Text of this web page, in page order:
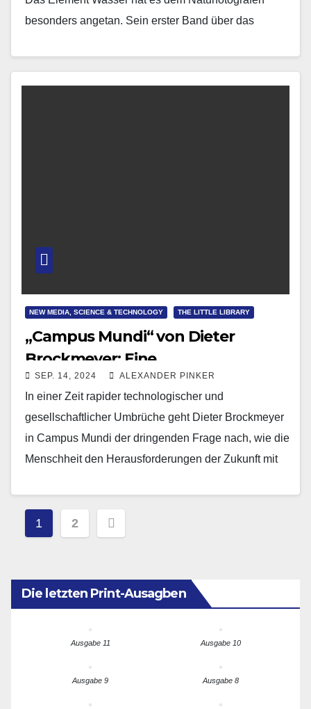
besonders angetan. Sein erster Band über das
NEW MEDIA, SCIENCE & TECHNOLOGY THE LITTLE LIBRARY
„Campus Mundi“ von Dieter
Brockmeyer: Eine
Zukunftsperspektive für eine
innovative Welt
SEP. 14, 2024 ALEXANDER PINKER
In einer Zeit rapider technologischer und
gesellschaftlicher Umbrüche geht Dieter Brockmeyer
in Campus Mundi der dringenden Frage nach, wie die
Menschheit den Herausforderungen der Zukunft mit
Seitennummerierung
der
1 2
Die letzten Print-Ausagben
Ausgabe 11 Ausgabe 10
Ausgabe 9 Ausgabe 8